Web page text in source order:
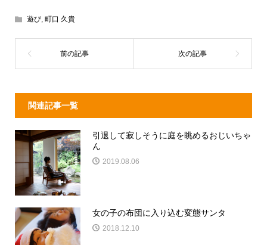
遊び, 町口 久貴
関連記事一覧
引退して寂しそうに庭を眺めるおじいちゃ
ん
2019.08.06
女の子の布団に入り込む変態サンタ
2018.12.10